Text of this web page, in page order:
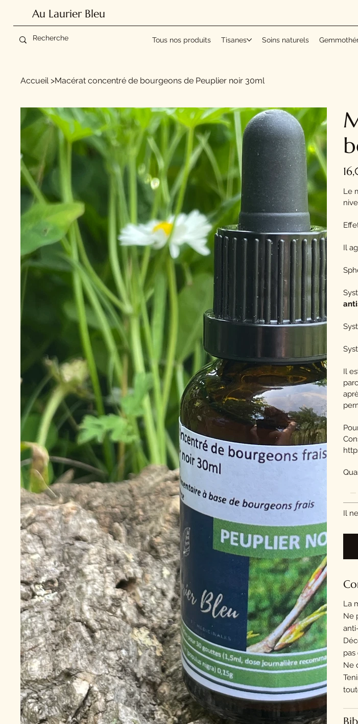
Au Laurier Bleu
Tous nos produits Tisanes Soins naturels
Accueil >Macérat concentré de bourgeons de Peuplier noir 30ml
Prix
Le
Il
Il
Il
La
Ne
pas
Ne